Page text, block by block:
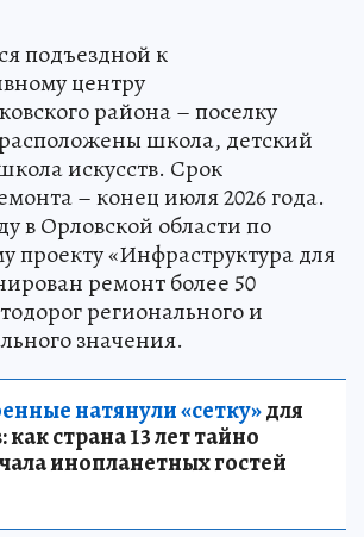
подъездной к
центру
района – поселку
школа, детский
искусств. Срок
– конец июля 2026 года.
в Орловской области по
проекту «Инфраструктура для
ремонт более 50
регионального и
значения.
натянули «сетку»для
страна 13 лет тайно
инопланетных гостей